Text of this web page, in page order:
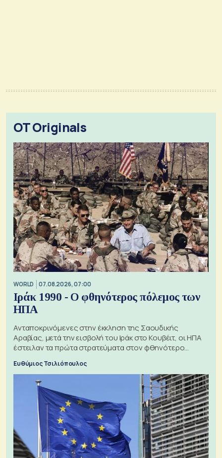
OT Originals
WORLD 07.08.2026, 07:00
Ιράκ 1990 - Ο φθηνότερος πόλεμος των
ΗΠΑ
Ανταποκρινόμενες στην έκκληση της Σαουδικής
Αραβίας, μετά την εισβολή του Ιράκ στο Κουβέιτ, οι ΗΠΑ
έστειλαν τα πρώτα στρατεύματα στον φθηνότερο
πόλεμο της ιστορίας τους
Ευθύμιος Τσιλιόπουλος